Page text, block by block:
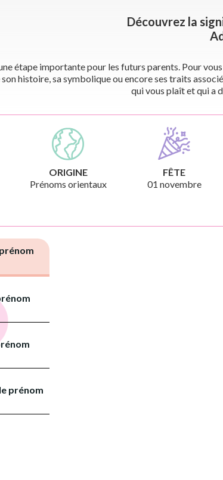
Découvrez la
étape importante pour les futurs parents. Pour
histoire, sa symbolique ou encore ses traits
qui vous plaît et qui a
ORIGINE
Prénoms orientaux
FÊTE
01 novembre
prénom